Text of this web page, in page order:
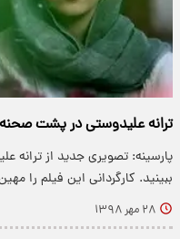
ترانه علیدوستی در پشت
پارسینه: تصویری جدید از ترانه
ببینید. کارگردانی این فیلم را
۲۸ مهر ۱۳۹۸